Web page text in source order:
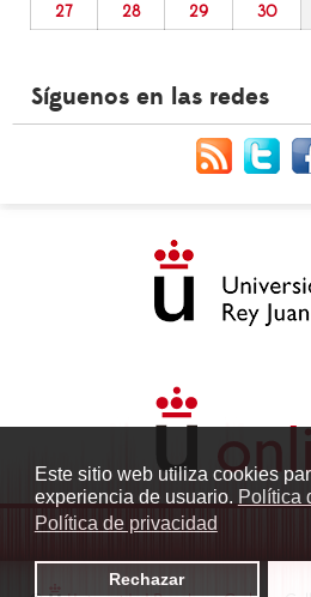
Este sitio web utiliza cookies
experiencia de usuario. Política
Política de privacidad
Rechazar
27
28 29 30
Síguenos en las redes